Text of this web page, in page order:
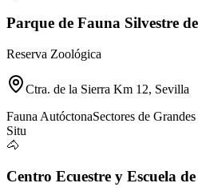
Parque de Fauna Silvestre
Reserva Zoológica
Ctra. de la Sierra Km 12, Sevilla
Fauna AutóctonaSectores de
Situ
🐴
Centro Ecuestre y Escuela